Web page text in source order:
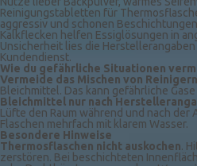
Reinigungstabletten für
aggressiv und schonen
Kalkflecken helfen Essiglösungen in
Unsicherheit lies die
Kundendienst.
Wie du gefährliche Situationen
Vermeide das Mischen von Reinigern
Bleichmittel. Das kann gefährliche
Bleichmittel nur nach
Lüfte den Raum während und nach
Flaschen mehrfach mit klarem Wasser.
Besondere Hinweise
Thermosflaschen nicht auskochen.
zerstören. Bei beschichteten